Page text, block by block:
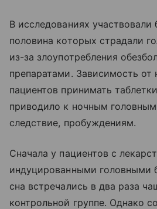
В исследованиях участвовали
половина которых страдали
из-за злоупотребления
препаратами. Зависимость от
пациентов принимать
приводило к ночным
следствие, пробуждениям.
Сначала у пациентов с
индуцированными головными
сна встречались в два раза
контрольной группе. Однако